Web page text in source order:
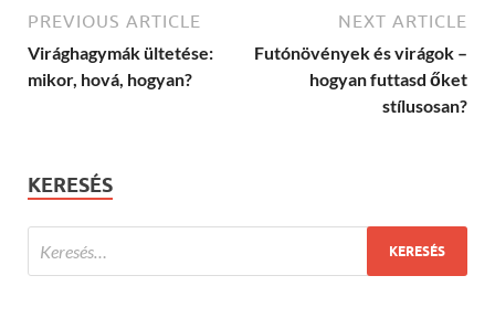
PREVIOUS ARTICLE
Virághagymák ültetése:
mikor, hová, hogyan?
NEXT ARTICLE
Futónövények és virágok –
hogyan futtasd őket
stílusosan?
KERESÉS